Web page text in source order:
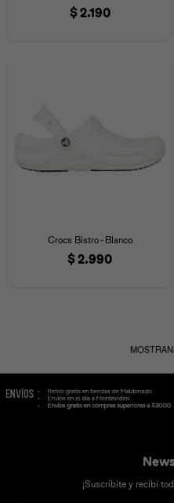
$2.190
Crocs Bistro - Blanco
$2.990
¡Suscribite y recibí